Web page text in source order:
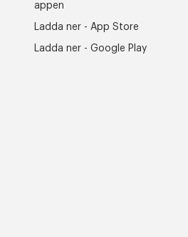
appen
Ladda ner - App Store
Ladda ner - Google Play